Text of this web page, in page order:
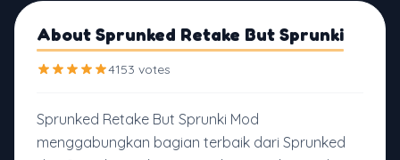
About Sprunked Retake But Sprunki
4153 votes
Sprunked Retake But Sprunki Mod
menggabungkan bagian terbaik dari Sprunked